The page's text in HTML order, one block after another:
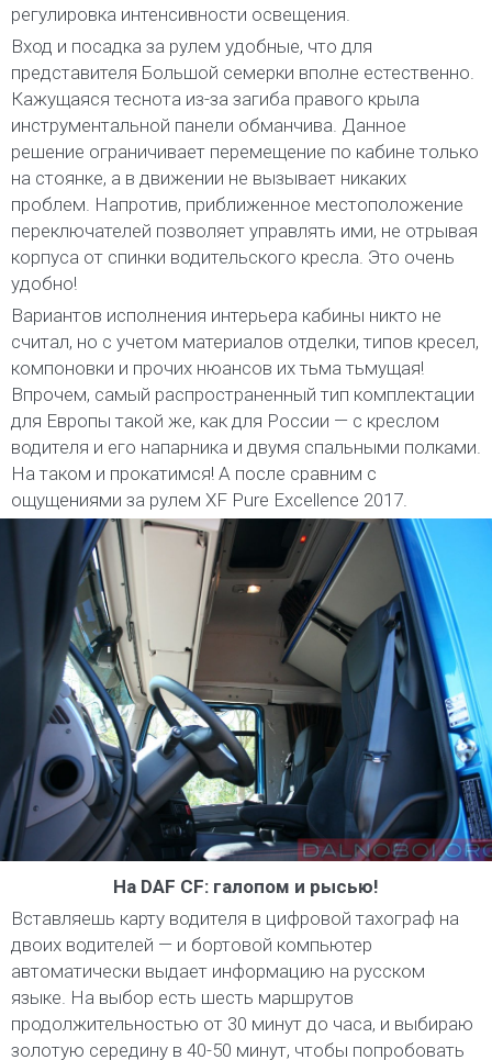
регулировка интенсивности освещения.
Вход и посадка за рулем удобные, что для
представителя Большой семерки вполне естественно.
Кажущаяся теснота из-за загиба правого крыла
инструментальной панели обманчива. Данное
решение ограничивает перемещение по кабине только
на стоянке, а в движении не вызывает никаких
проблем. Напротив, приближенное местоположение
переключателей позволяет управлять ими, не отрывая
корпуса от спинки водительского кресла. Это очень
удобно!
Вариантов исполнения интерьера кабины никто не
считал, но с учетом материалов отделки, типов кресел,
компоновки и прочих нюансов их тьма тьмущая!
Впрочем, самый распространенный тип комплектации
для Европы такой же, как для России — с креслом
водителя и его напарника и двумя спальными полками.
На таком и прокатимся! А после сравним с
ощущениями за рулем XF Pure Excellence 2017.
На DAF CF: галопом и рысью!
Вставляешь карту водителя в цифровой тахограф на
двоих водителей — и бортовой компьютер
автоматически выдает информацию на русском
языке. На выбор есть шесть маршрутов
продолжительностью от 30 минут до часа, и выбираю
золотую середину в 40-50 минут, чтобы попробовать